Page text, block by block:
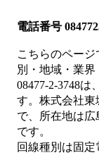
電話番号
こちらのページ
別・地域・業界
08477-2-3748は、
す。 株式会社東
で、所在地は広
です。
回線種別は固定